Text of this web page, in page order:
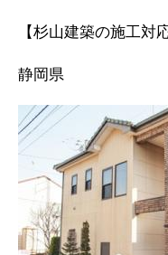
【杉山建築の施工対
静岡県